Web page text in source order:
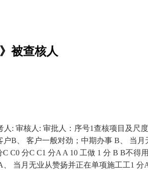
被查核人
: 审核人: 审批人：序号1查核项目及尺
B、 客户一般对劲；中期办事 B、 当
C0 分C C1 分A A 10 工做 1 分 B B不
当月无业从赞扬并正在单项施工工1